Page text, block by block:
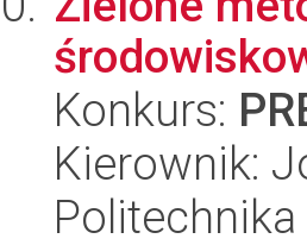
Konkurs:
Kierownik: